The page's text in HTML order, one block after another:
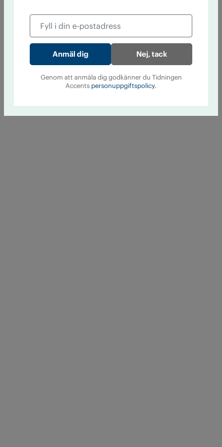
Nej, tack
Genom att anmäla dig godkänner du Tidningen
Accents personuppgiftspolicy.